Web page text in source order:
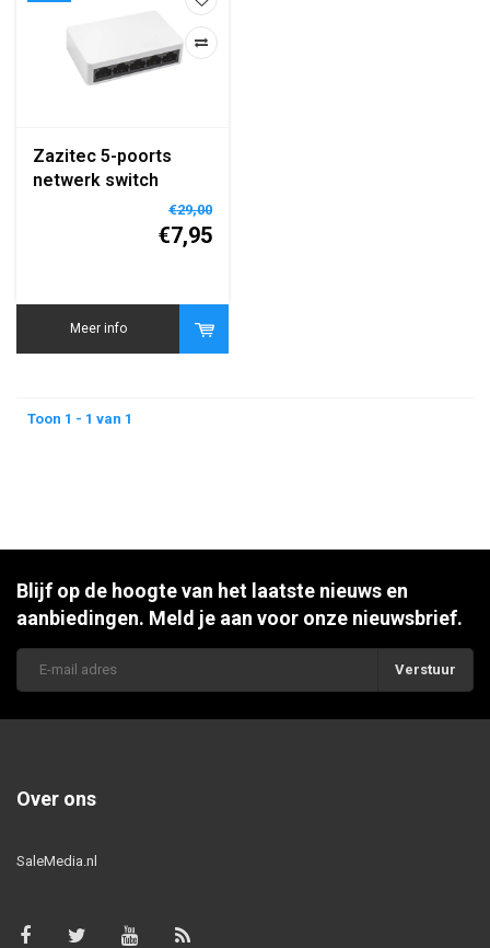
Zazitec 5-poorts
netwerk switch
€29,00
€7,95
Meer info
Toon 1 - 1 van 1
Blijf op de hoogte van het laatste nieuws en
aanbiedingen. Meld je aan voor onze nieuwsbrief.
Verstuur
Over ons
SaleMedia.nl